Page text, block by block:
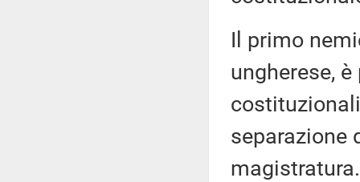
Il primo
ungherese,
separazione